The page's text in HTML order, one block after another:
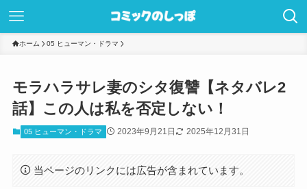
ホーム 05 ヒューマン・ドラマ
モラハラサレ妻のシタ復讐【ネタバレ2
話】この人は私を否定しない！
05 ヒューマン・ドラマ 2023年9月21日 2025年12月31日
当ページのリンクには広告が含まれています。